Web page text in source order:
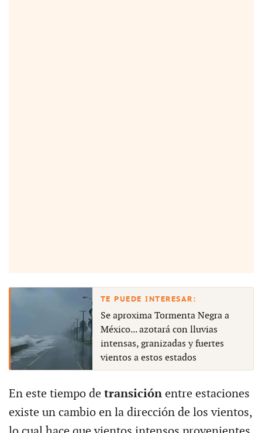
Se aproxima Tormenta Negra a
México... azotará con lluvias
intensas, granizadas y fuertes
vientos a estos estados
En este tiempo de transición entre estaciones
existe un cambio en la dirección de los vientos,